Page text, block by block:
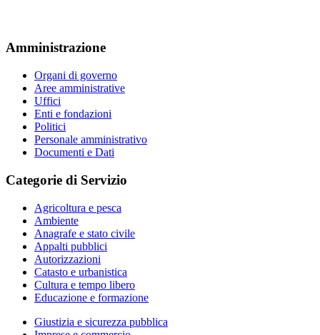
Amministrazione
Organi di governo
Aree amministrative
Uffici
Enti e fondazioni
Politici
Personale amministrativo
Documenti e Dati
Categorie di Servizio
Agricoltura e pesca
Ambiente
Anagrafe e stato civile
Appalti pubblici
Autorizzazioni
Catasto e urbanistica
Cultura e tempo libero
Educazione e formazione
Giustizia e sicurezza pubblica